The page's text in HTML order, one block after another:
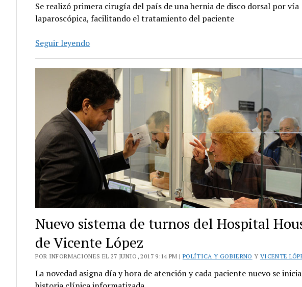
Se realizó primera cirugía del país de una hernia de disco dorsal por vía
laparoscópica, facilitando el tratamiento del paciente
Seguir leyendoEl
Houssay
fue
sede
de
una
cirugía
única
en
el
país
Nuevo sistema de turnos del Hospital
de Vicente López
POR INFORMACIONES EL 27 JUNIO, 2017 9:14 PM | POLÍTICA Y GOBIERNO Y VICENTE
La novedad asigna día y hora de atención y cada paciente nuevo se